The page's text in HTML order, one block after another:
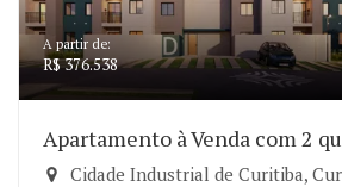
A partir de:
R$ 376.538
Apartamento à Venda com 2
Cidade Industrial de Curitiba,